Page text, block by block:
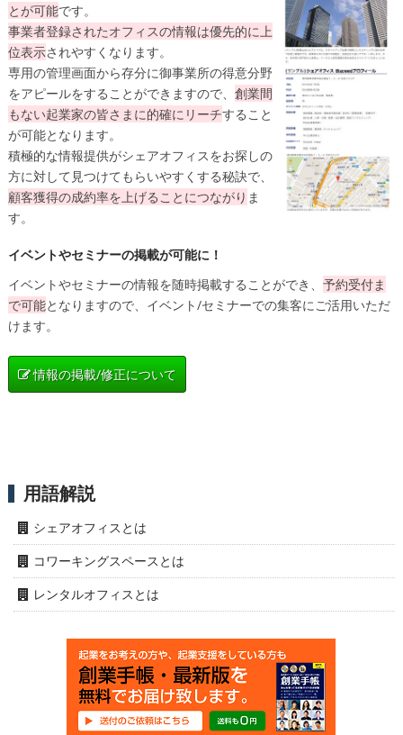
とが可能です。
事業者登録されたオフィスの情報は優先的に上
位表示されやすくなります。
専用の管理画面から存分に御事業所の得意分野
をアピールをすることができますので、 創業間
もない起業家の皆さまに的確にリーチすること
が可能となります。
積極的な情報提供がシェアオフィスをお探しの
方に対して見つけてもらいやすくする秘訣で、
顧客獲得の成約率を上げることにつながり ま
す。
イベントやセミナーの掲載が可能に！
イベントやセミナーの情報を随時掲載することができ、 予約受付ま
で可能となりますので、イベント/セミナーでの集客にご活用いただ
けます。
情報の掲載/修正について
用語解説
シェアオフィスとは
コワーキングスペースとは
レンタルオフィスとは